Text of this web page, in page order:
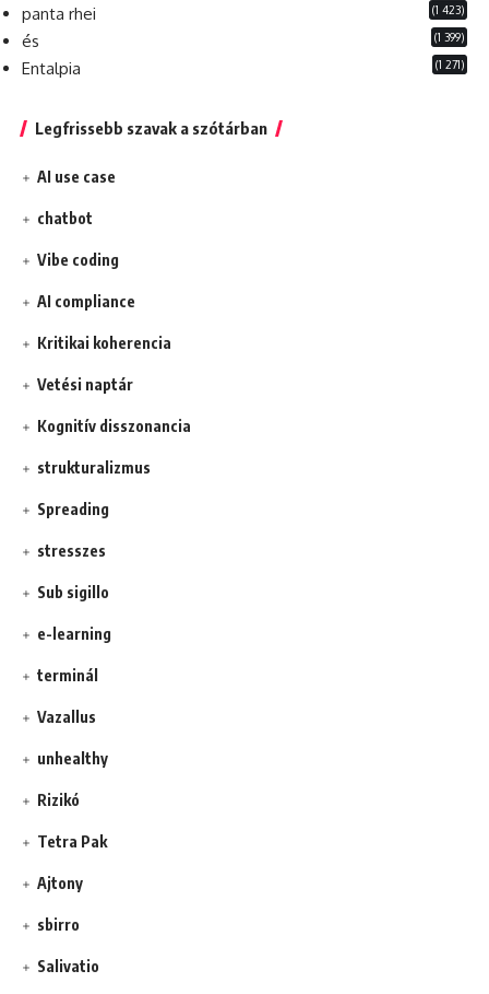
panta rhei (1 423)
és (1 399)
Entalpia (1 271)
Legfrissebb szavak a szótárban
AI use case
chatbot
Vibe coding
AI compliance
Kritikai koherencia
Vetési naptár
Kognitív disszonancia
strukturalizmus
Spreading
stresszes
Sub sigillo
e-learning
terminál
Vazallus
unhealthy
Rizikó
Tetra Pak
Ajtony
sbirro
Salivatio